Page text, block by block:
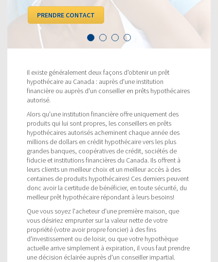
Il existe généralement deux façons d'obtenir un prêt
hypothécaire au Canada : auprès d'une institution
financière ou auprès d'un conseiller en prêts hypothécaires
autorisé.
Alors qu'une institution financière offre uniquement des
produits qui lui sont propres, les conseillers en prêts
hypothécaires autorisés acheminent chaque année des
millions de dollars en crédit hypothécaire vers les plus
grandes banques, coopératives de crédit, sociétés de
fiducie et institutions financières du Canada. Ils offrent à
leurs clients un meilleur choix et un meilleur accès à des
centaines de produits hypothécaires! Ces derniers peuvent
donc avoir la certitude de bénéficier, en toute sécurité, du
meilleur prêt hypothécaire répondant à leurs besoins!
Que vous soyez l'acheteur d'une première maison, que
vous désiriez emprunter sur la valeur nette de votre
propriété (votre avoir propre foncier) à des fins
d'investissement ou de loisir, ou que votre hypothèque
actuelle arrive simplement à expiration, il vous faut prendre
une décision éclairée auprès d'un conseiller impartial.